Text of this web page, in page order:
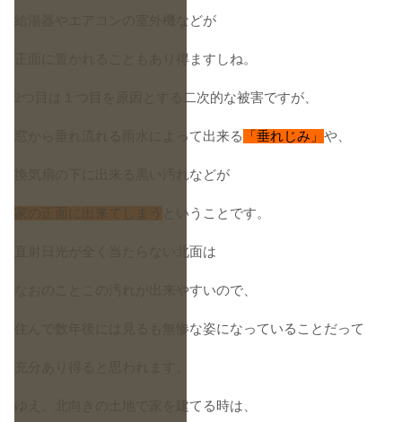
給湯器やエアコンの室外機などが
正面に置かれることもあり得ますしね。
2つ目は１つ目を原因とする二次的な被害ですが、
窓から垂れ流れる雨水によって出来る 「垂れじみ」 や、
換気扇の下に出来る黒い汚れなどが
家の正面に出来てしまう ということです。
直射日光が全く当たらない北面は
なおのことこの汚れが出来やすいので、
住んで数年後には見るも無惨な姿になっていることだって
ゆえ、北向きの土地で家を建てる時は、